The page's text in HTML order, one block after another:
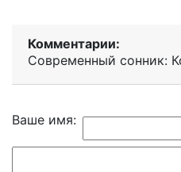
Комментарии:
Современный сонник:
Ваше имя: